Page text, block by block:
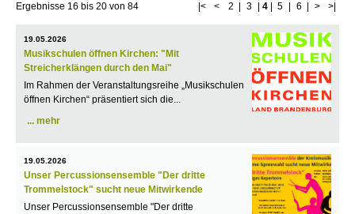
Ergebnisse 16 bis 20 von 84 |< < 2 3 4| 5 6 > >|
19.05.2026
Musikschulen öffnen Kirchen: "Mit
Streicherklängen durch den Mai"
Im Rahmen der Veranstaltungsreihe „Musikschulen
öffnen Kirchen“ präsentiert sich die...
mehr
19.05.2026
Unser Percussionsensemble "Der dritte
Trommelstock" sucht neue Mitwirkende
Unser Percussionsensemble "Der dritte